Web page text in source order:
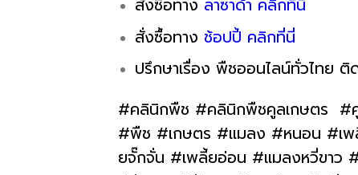
สั่งซื้อทาง ลาซาด้า คลิกที่นี่
สั่งซื้อทาง ช้อปปี้ คลิกที่นี่
ปรึกษาเรื่อง พืชออนไลน์ทั่วไทย ติ
#คลินิกพืช #คลินิกพืชคูลเกษตร #
#พืช #เกษตร #แมลง #หนอน #เ
ยจั๊กจั่น #เพลี้ยอ่อน #แมลงหวี่ขาว